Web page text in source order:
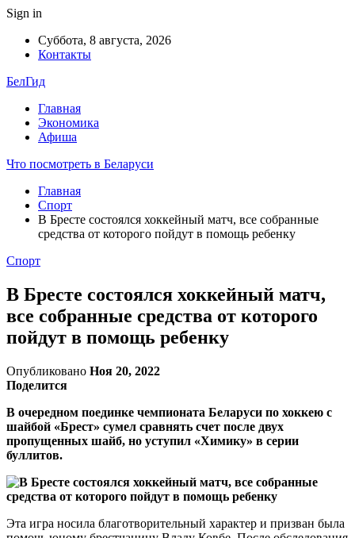
Sign in
Суббота, 8 августа, 2026
Контакты
БелГид
Главная
Экономика
Афиша
Что посмотреть в Беларуси
Главная
Спорт
В Бресте состоялся хоккейный матч, все собранные
средства от которого пойдут в помощь ребенку
Спорт
В Бресте состоялся хоккейный матч,
все собранные средства от которого
пойдут в помощь ребенку
Опубликовано Ноя 20, 2022
Поделится
В очередном поединке чемпионата Беларуси по хоккею с
шайбой «Брест» сумел сравнять счет после двух
пропущенных шайб, но уступил «Химику» в серии
буллитов.
Эта игра носила благотворительный характер и призван была